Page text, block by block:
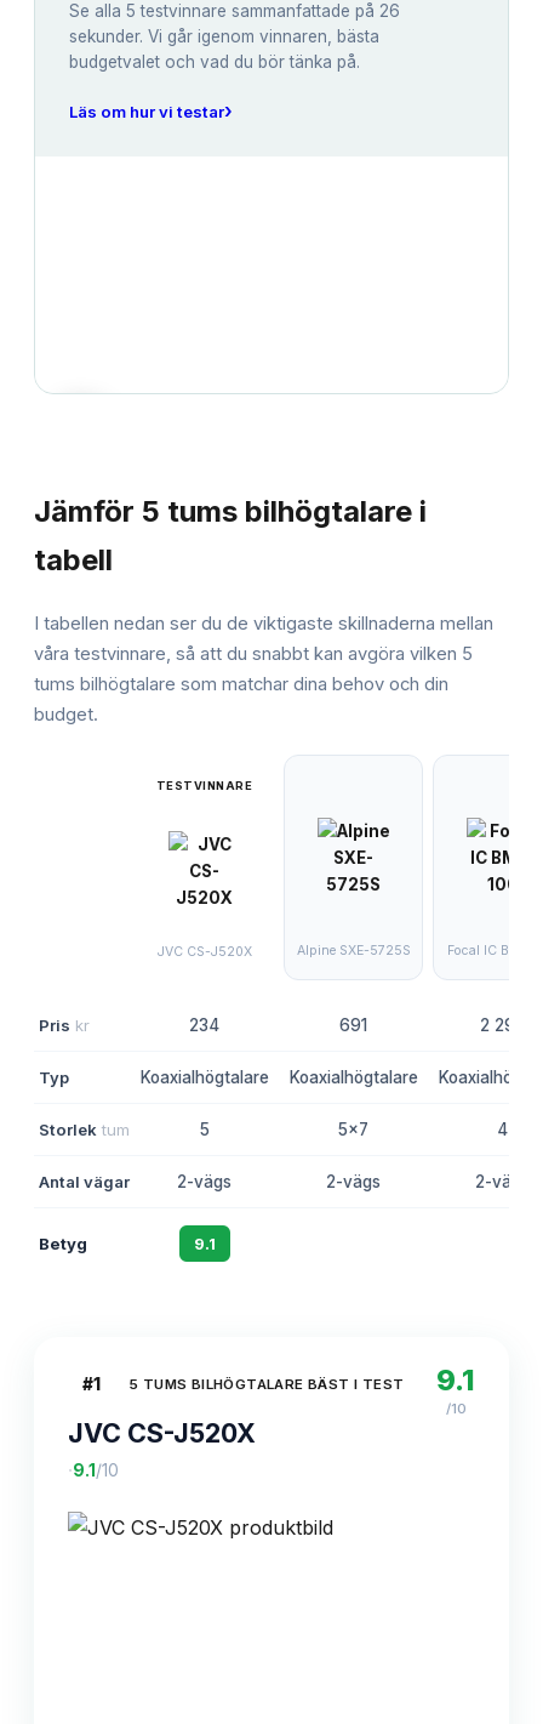
Se alla 5 testvinnare sammanfattade på 26
sekunder. Vi går igenom vinnaren, bästa
budgetvalet och vad du bör tänka på.
Läs om hur vi testar›
Jämför 5 tums bilhögtalare i
tabell
I tabellen nedan ser du de viktigaste skillnaderna mellan
våra testvinnare, så att du snabbt kan avgöra vilken 5
tums bilhögtalare som matchar dina behov och din
budget.
TESTVINNARE
JVC CS-J520X Alpine SXE-5725S Focal IC BMW
Pris kr 234 691 2 298
Typ Koaxialhögtalare Koaxialhögtalare
Storlek tum 5 5x7 4
Antal vägar 2-vägs 2-vägs 2-vägs
Betyg 9.1
#1 5 TUMS BILHÖGTALARE BÄST I TEST
JVC CS-J520X
·9.1 /10
9.1
/10